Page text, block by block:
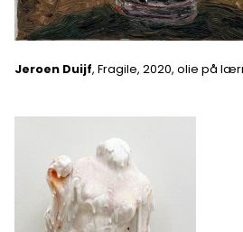
Jeroen Duijf, Fragile, 2020, olie på